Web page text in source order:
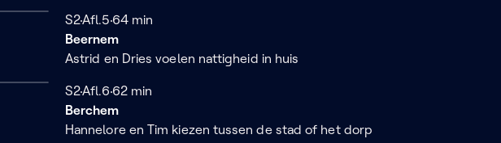
Seizoen 2
S2Afl.5 64 minuten
64 min
Beernem
Astrid en Dries voelen nattigheid in huis
Seizoen 2
S2Afl.6 62 minuten
62 min
Berchem
Hannelore en Tim kiezen tussen de stad of het dorp